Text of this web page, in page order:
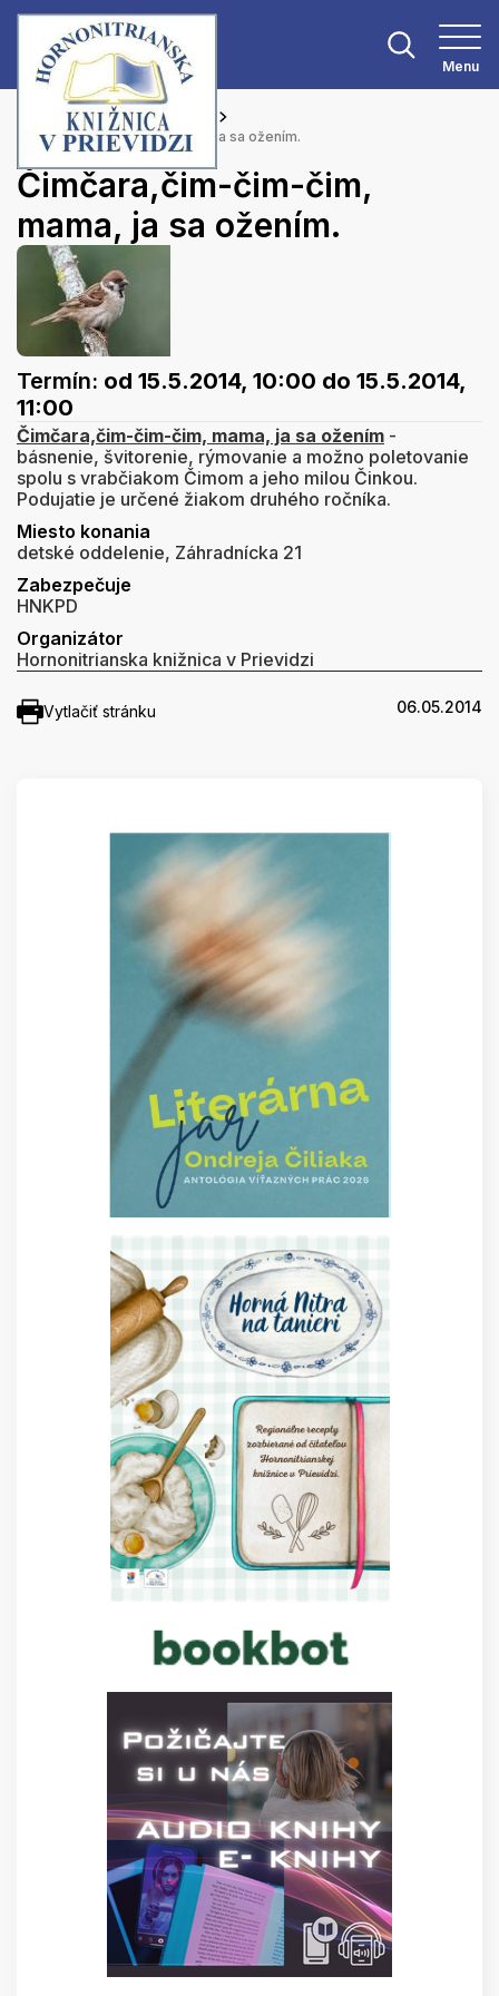
Menu
Hlavná stránka
Podujatia
Čimčara,čim-čim-čim, mama, ja sa ožením.
Čimčara,čim-čim-čim,
mama, ja sa ožením.
Termín: od 15.5.2014, 10:00 do 15.5.2014,
11:00
Čimčara,čim-čim-čim, mama, ja sa ožením -
básnenie, švitorenie, rýmovanie a možno poletovanie
spolu s vrabčiakom Čimom a jeho milou Činkou.
Podujatie je určené žiakom druhého ročníka.
Miesto konania
detské oddelenie, Záhradnícka 21
Zabezpečuje
HNKPD
Organizátor
Hornonitrianska knižnica v Prievidzi
Vytlačiť stránku 06.05.2014